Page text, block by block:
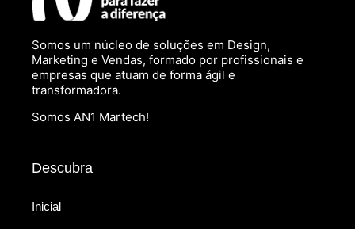
Somos um núcleo de soluções em Design,
Marketing e Vendas, formado por profissionais e
empresas que atuam de forma ágil e
transformadora.
Somos AN1 Martech!
Descubra
Inicial